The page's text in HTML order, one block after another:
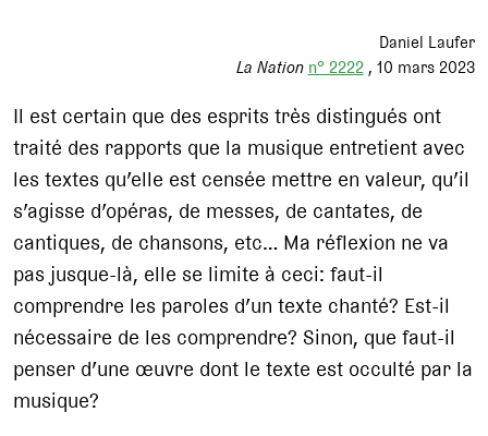
Daniel Laufer
La Nation n° 2222 10 mars 2023
Il est certain que des esprits très distingués ont
traité des rapports que la musique entretient avec
les textes qu’elle est censée mettre en valeur, qu’il
s’agisse d’opéras, de messes, de cantates, de
cantiques, de chansons, etc… Ma réflexion ne va
pas jusque-là, elle se limite à ceci: faut-il
comprendre les paroles d’un texte chanté? Est-il
nécessaire de les comprendre? Sinon, que faut-il
penser d’une œuvre dont le texte est occulté par la
musique?